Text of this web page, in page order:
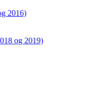
2016)
og 2019)